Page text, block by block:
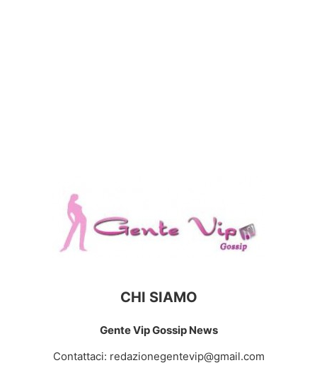
CHI SIAMO
Gente Vip Gossip News
Contattaci: redazionegentevip@gmail.com